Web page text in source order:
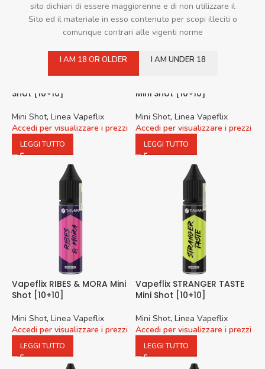
sito dichiari di essere maggiorenne e di non utilizzare il
Sito ed il materiale in esso contenuto per scopi illeciti o
comunque contrari alle vigenti norme
I AM 18 OR OLDER I AM UNDER 18
Shot [10+10]
Mini Shot, Linea Vapeflix
Accedi per visualizzare i prezzi
LEGGI TUTTO
Mini Shot [10+10]
Mini Shot, Linea Vapeflix
Accedi per visualizzare i prezzi
LEGGI TUTTO
Vapeflix RIBES & MORA Mini
Shot [10+10]
Mini Shot, Linea Vapeflix
Accedi per visualizzare i prezzi
LEGGI TUTTO
Vapeflix STRANGER TASTE
Mini Shot [10+10]
Mini Shot, Linea Vapeflix
Accedi per visualizzare i prezzi
LEGGI TUTTO